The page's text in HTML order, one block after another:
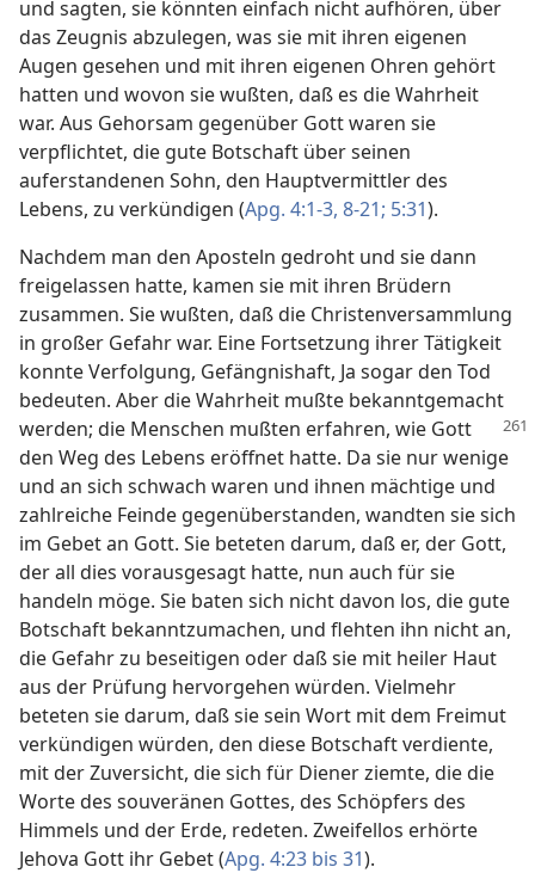
und sagten, sie könnten einfach nicht aufhören, über
das Zeugnis abzulegen, was sie mit ihren eigenen
Augen gesehen und mit ihren eigenen Ohren gehört
hatten und wovon sie wußten, daß es die Wahrheit
war. Aus Gehorsam gegenüber Gott waren sie
verpflichtet, die gute Botschaft über seinen
auferstandenen Sohn, den Hauptvermittler des
Lebens, zu verkündigen (Apg. 4:1-3, 8-21; 5:31).
Nachdem man den Aposteln gedroht und sie dann
freigelassen hatte, kamen sie mit ihren Brüdern
zusammen. Sie wußten, daß die Christenversammlung
in großer Gefahr war. Eine Fortsetzung ihrer Tätigkeit
konnte Verfolgung, Gefängnishaft, Ja sogar den Tod
bedeuten. Aber die Wahrheit mußte bekanntgemacht
werden; die Menschen mußten erfahren, wie Gott
den Weg des Lebens eröffnet hatte. Da sie nur wenige
und an sich schwach waren und ihnen mächtige und
zahlreiche Feinde gegenüberstanden, wandten sie sich
im Gebet an Gott. Sie beteten darum, daß er, der Gott,
der all dies vorausgesagt hatte, nun auch für sie
handeln möge. Sie baten sich nicht davon los, die gute
Botschaft bekanntzumachen, und flehten ihn nicht an,
die Gefahr zu beseitigen oder daß sie mit heiler Haut
aus der Prüfung hervorgehen würden. Vielmehr
beteten sie darum, daß sie sein Wort mit dem Freimut
verkündigen würden, den diese Botschaft verdiente,
mit der Zuversicht, die sich für Diener ziemte, die die
Worte des souveränen Gottes, des Schöpfers des
Himmels und der Erde, redeten. Zweifellos erhörte
Jehova Gott ihr Gebet (Apg. 4:23 bis 31).